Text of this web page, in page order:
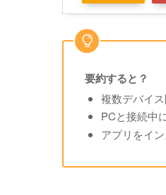
要約すると？
複数デバイ
PCと接続中
アプリをイ